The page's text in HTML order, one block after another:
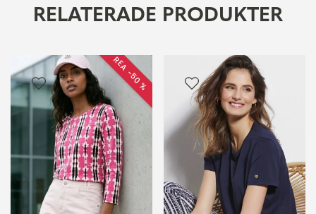
RELATERADE PRODUKTER
REA −50 %